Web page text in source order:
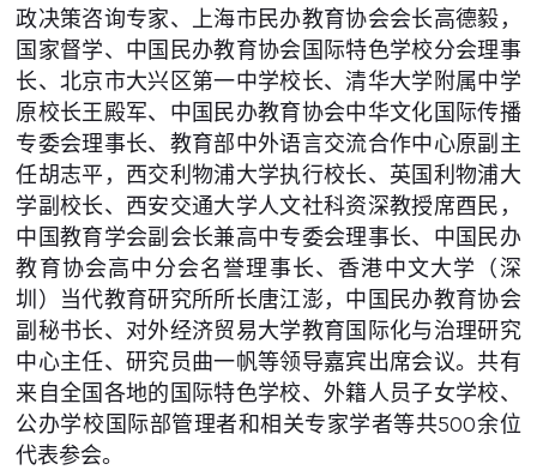
政决策咨询专家、上海市民办教育协会会长高德毅，
国家督学、中国民办教育协会国际特色学校分会理事
长、北京市大兴区第一中学校长、清华大学附属中学
原校长王殿军、中国民办教育协会中华文化国际传播
专委会理事长、教育部中外语言交流合作中心原副主
任胡志平，西交利物浦大学执行校长、英国利物浦大
学副校长、西安交通大学人文社科资深教授席酉民，
中国教育学会副会长兼高中专委会理事长、中国民办
教育协会高中分会名誉理事长、香港中文大学（深
圳）当代教育研究所所长唐江澎，中国民办教育协会
副秘书长、对外经济贸易大学教育国际化与治理研究
中心主任、研究员曲一帆等领导嘉宾出席会议。共有
来自全国各地的国际特色学校、外籍人员子女学校、
公办学校国际部管理者和相关专家学者等共500余位
代表参会。